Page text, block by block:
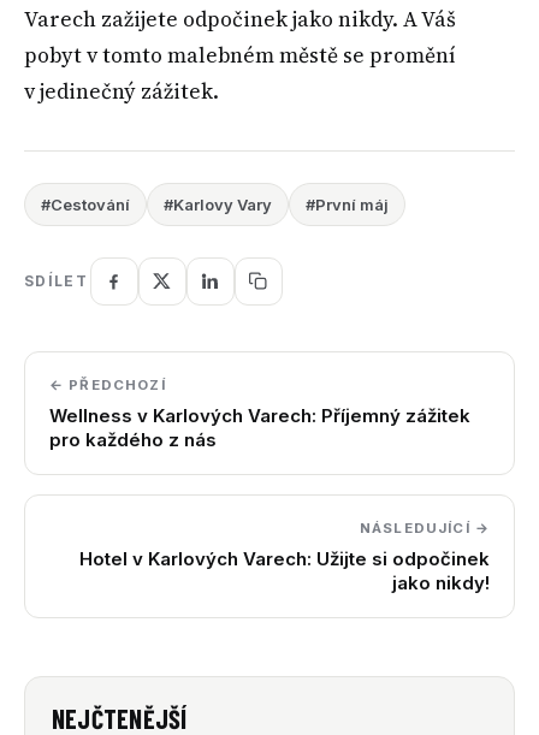
Varech zažijete odpočinek jako nikdy. A Váš
pobyt v tomto malebném městě se promění
v jedinečný zážitek.
#Cestování #Karlovy Vary #První máj
SDÍLET
← PŘEDCHOZÍ
Wellness v Karlových Varech: Příjemný zážitek
pro každého z nás
NÁSLEDUJÍCÍ →
Hotel v Karlových Varech: Užijte si odpočinek
jako nikdy!
NEJČTENĚJŠÍ